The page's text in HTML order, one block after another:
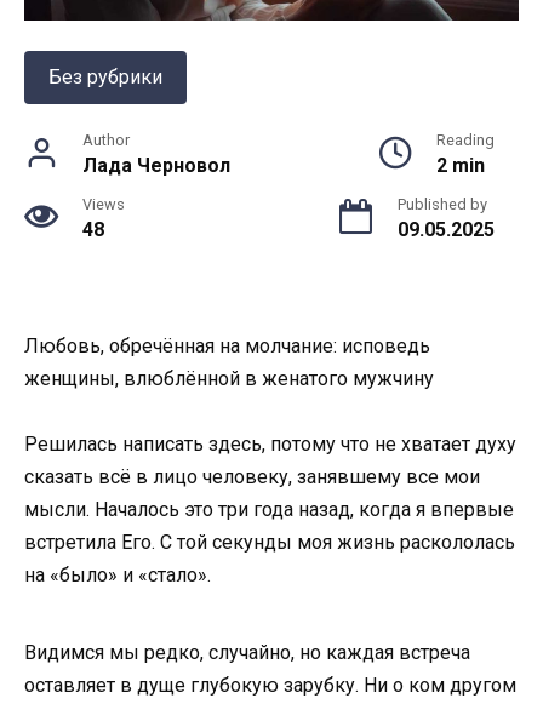
Без рубрики
Author
Лада Черновол
Reading
2 min
Views
48
Published by
09.05.2025
Любовь, обречённая на молчание: исповедь
женщины, влюблённой в женатого мужчину
Решилась написать здесь, потому что не хватает духу
сказать всё в лицо человеку, занявшему все мои
мысли. Началось это три года назад, когда я впервые
встретила Его. С той секунды моя жизнь раскололась
на «было» и «стало».
Видимся мы редко, случайно, но каждая встреча
оставляет в дуще глубокую зарубку. Ни о ком другом